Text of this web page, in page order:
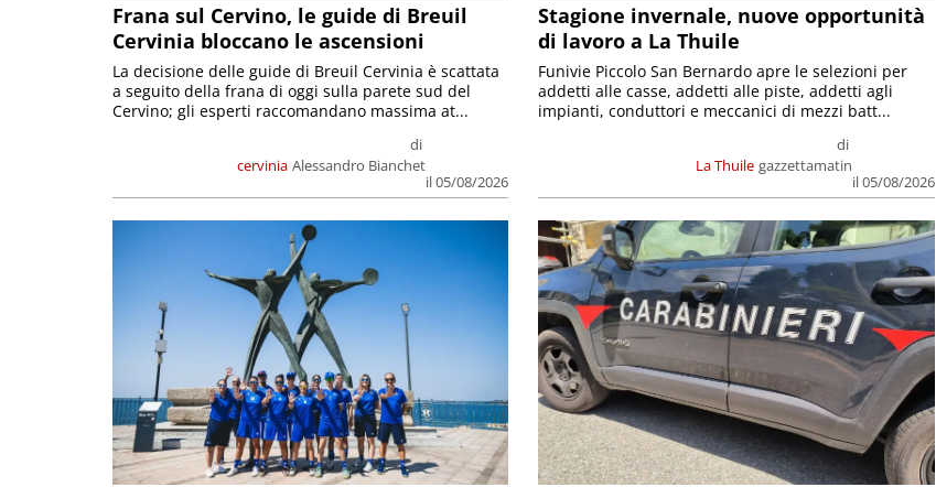
Frana sul Cervino, le guide di Breuil
Cervinia bloccano le ascensioni
cervinia
di
Alessandro Bianchet
il 05/08/2026
La decisione delle guide di Breuil Cervinia è scattata
a seguito della frana di oggi sulla parete sud del
Cervino; gli esperti raccomandano massima at...
Stagione invernale, nuove opportunità
di lavoro a La Thuile
La Thuile
di
gazzettamatin
il 05/08/2026
Funivie Piccolo San Bernardo apre le selezioni per
addetti alle casse, addetti alle piste, addetti agli
impianti, conduttori e meccanici di mezzi batt...